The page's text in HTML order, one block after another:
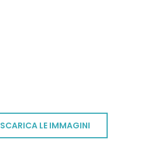
SCARICA LE IMMAGINI